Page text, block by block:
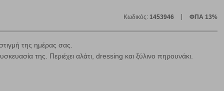
Κωδικός: 1453946 ΦΠΑ 13%
της ημέρας σας.
της. Περιέχει αλάτι, dressing και ξύλινο πηρουνάκι.